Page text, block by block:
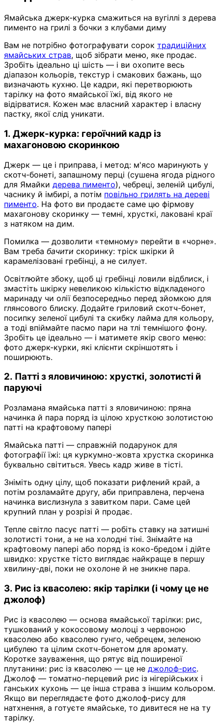
Ямайська джерк-курка смажиться на вугіллі з дерева
пименто на грилі з бочки з клубами диму
Вам не потрібно фотографувати сорок традиційних
ямайських страв, щоб зібрати меню, яке продає.
Зробіть ідеально ці шість — і ви охопите весь
діапазон кольорів, текстур і смакових бажань, що
визначають кухню. Це кадри, які перетворюють
тарілку на фото ямайської їжі, від якого не
відірватися. Кожен має власний характер і власну
пастку, якої слід уникати.
1. Джерк-курка: героїчний кадр із
махагоновою скоринкою
Джерк — це і приправа, і метод: м'ясо маринують у
скотч-бонеті, запашному перці (сушена ягода рідного
для Ямайки дерева пименто), чебреці, зеленій цибулі,
часнику й імбирі, а потім повільно грилять на дереві
пименто. На фото ви продаєте саме цю фірмову
махагонову скоринку — темні, хрусткі, лаковані краї
з натяком на дим.
Помилка — дозволити «темному» перейти в «чорне».
Вам треба бачити скоринку: тріск шкірки й
карамелізовані гребінці, а не силует.
Освітлюйте збоку, щоб ці гребінці ловили відблиск, і
змастіть шкірку невеликою кількістю відкладеного
маринаду чи олії безпосередньо перед зйомкою для
глянсового блиску. Додайте гриловий скотч-бонет,
посипку зеленої цибулі та скибку лайма для кольору,
а тоді впіймайте пасмо пари на тлі темнішого фону.
Зробіть це ідеально — і матимете якір свого меню:
фото джерк-курки, які клієнти скріншотять і
поширюють.
2. Патті з яловичиною: хрусткі, золотисті й
паруючі
Розламана ямайська патті з яловичиною: пряна
начинка й пара поряд із цілою хрусткою золотистою
патті на крафтовому папері
Ямайська патті — справжній подарунок для
фотографії їжі: ця куркумно-жовта хрустка скоринка
буквально світиться. Увесь кадр живе в тісті.
Зніміть одну цілу, щоб показати рифлений край, а
потім розламайте другу, аби приправлена, перчена
начинка вислизнула з завитком пари. Саме цей
крупний план у розрізі й продає.
Тепле світло пасує патті — робіть ставку на затишні
золотисті тони, а не на холодні тіні. Знімайте на
крафтовому папері або поряд із коко-бредом і дійте
швидко: хрустке тісто виглядає найкраще в першу
хвилину-дві, поки не охолоне й не зникне пара.
3. Рис із квасолею: якір тарілки (і чому це не
джолоф)
Рис із квасолею — основа ямайської тарілки: рис,
тушкований у кокосовому молоці з червоною
квасолею або квасолею гунго, чебрецем, зеленою
цибулею та цілим скотч-бонетом для аромату.
Коротке зауваження, що рятує від поширеної
плутанини: рис із квасолею — це не джолоф-рис.
Джолоф — томатно-перцевий рис із нігерійських і
ганських кухонь — це інша страва з іншим кольором.
Якщо ви переглядаєте фото джолоф-рису для
натхнення, а готуєте ямайське, то дивитеся не на ту
тарілку.